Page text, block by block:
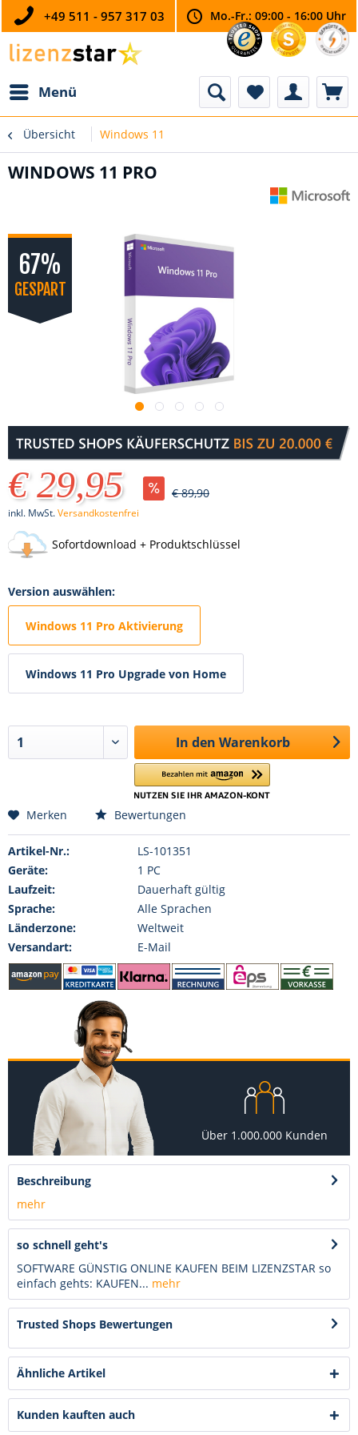
+49 511 - 957 317 03 Mo.-Fr.: 09:00 - 16:00 Uhr
Menü
Übersicht Windows 11
WINDOWS 11 PRO
67%
GESPART
€ 29,95 € 89,90
inkl. MwSt.Versandkostenfrei
Sofortdownload + Produktschlüssel
Version auswählen:
Windows 11 Pro Aktivierung
Windows 11 Pro Upgrade von Home
In den Warenkorb
Merken Bewertungen
Artikel-Nr.:
LS-101351
Geräte:
1 PC
Laufzeit:
Dauerhaft gültig
Sprache:
Alle Sprachen
Länderzone:
Weltweit
Versandart:
E-Mail
Über 1.000.000 Kunden
Beschreibung
mehr
so schnell geht's
SOFTWARE GÜNSTIG ONLINE KAUFEN BEIM LIZENZSTAR so
einfach gehts: KAUFEN... mehr
Trusted Shops Bewertungen
Ähnliche Artikel
Kunden kauften auch